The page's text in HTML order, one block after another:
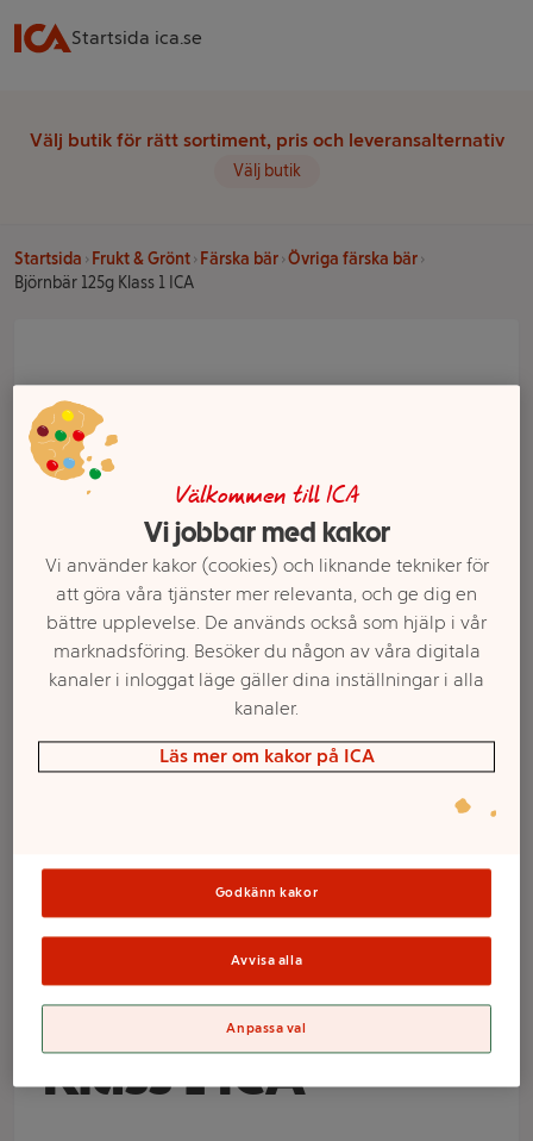
Startsida ica.se
Välj butik för rätt sortiment, pris och leveransalternativ
Välj butik
Startsida Frukt & Grönt Färska bär Övriga färska bär
Björnbär 125g Klass 1 ICA
Björnbär 125g
Klass 1 ICA
Sortimentet kan variera mellan butikerna
Välkommen till ICA
Vi jobbar med kakor
Vi använder kakor (cookies) och liknande tekniker för
att göra våra tjänster mer relevanta, och ge dig en
bättre upplevelse. De används också som hjälp i vår
marknadsföring. Besöker du någon av våra digitala
kanaler i inloggat läge gäller dina inställningar i alla
kanaler.
Läs mer om kakor på ICA
Godkänn kakor
Avvisa alla
Anpassa val